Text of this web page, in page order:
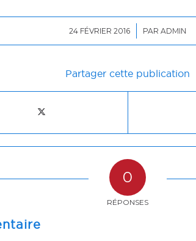
24 FÉVRIER 2016
/ PAR ADMIN
Partager cette publication
0
RÉPONSES